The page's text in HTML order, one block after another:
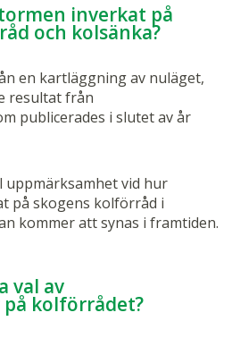
inverkat på
och kolsänka?
en kartläggning av nuläget,
resultat från
publicerades i slutet av år
uppmärksamhet vid hur
på skogens kolförråd i
kommer att synas i framtiden.
val av
kolförrådet?